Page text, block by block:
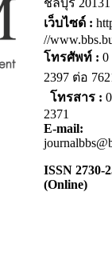
ชลบุรี 20131
เว็บไซด์ :
//
โทรศัพท์ : 0
2397 ต่อ
โทรสาร :
2371
E-mail:
ISSN 2730-
(Online)